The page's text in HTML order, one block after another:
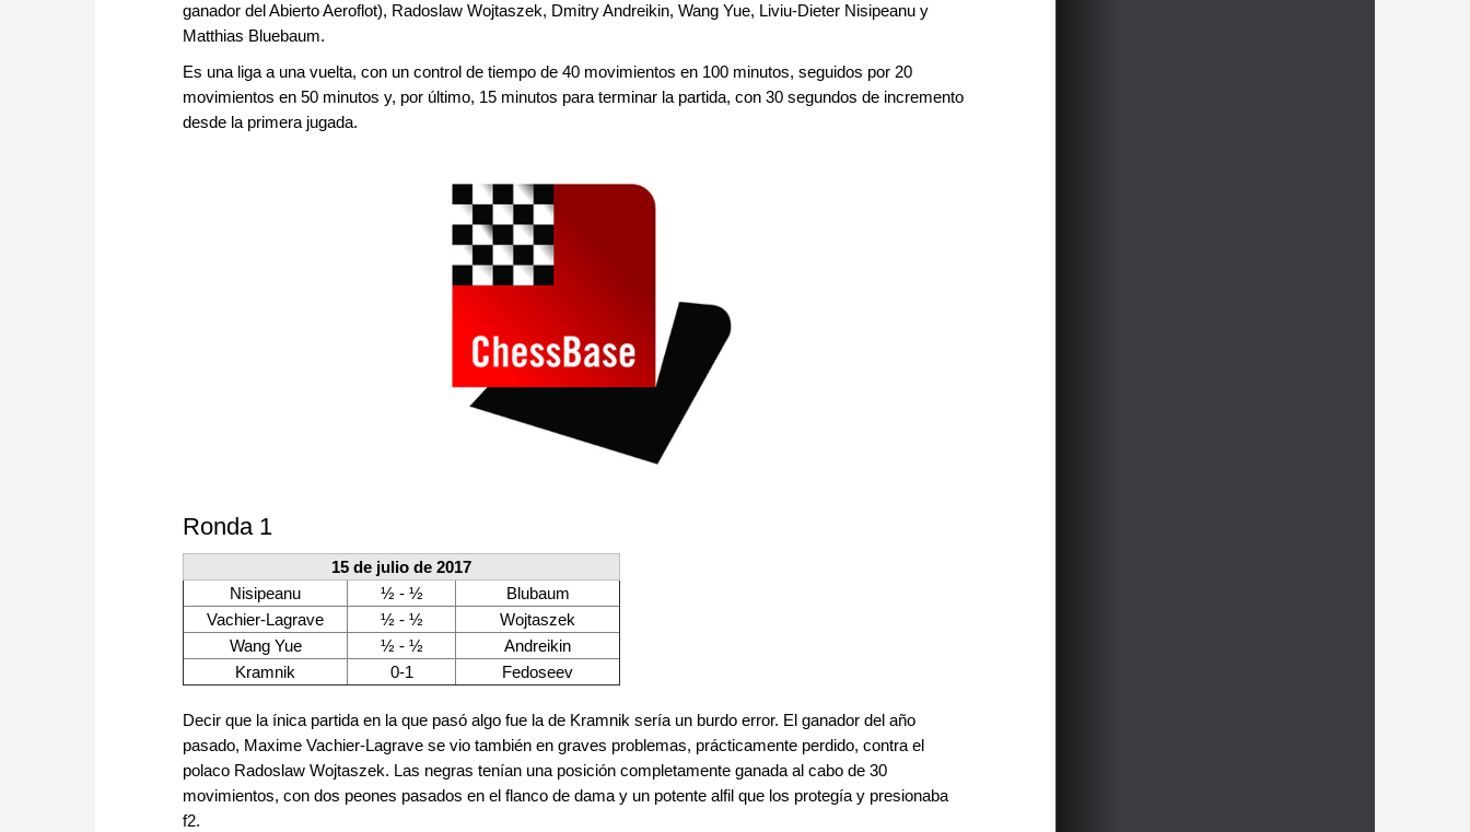
ganador del Abierto Aeroflot), Radoslaw Wojtaszek, Dmitry Andreikin, Wang Yue, Liviu-Dieter Nisipeanu y
Matthias Bluebaum.
Es una liga a una vuelta, con un control de tiempo de 40 movimientos en 100 minutos, seguidos por 20
movimientos en 50 minutos y, por último, 15 minutos para terminar la partida, con 30 segundos de incremento
desde la primera jugada.
Ronda 1
15 de julio de 2017
Nisipeanu
½ - ½
Blubaum
Vachier-Lagrave
½ - ½
Wojtaszek
Wang Yue
½ - ½
Andreikin
Kramnik
0-1 Fedoseev
Decir que la ínica partida en la que pasó algo fue la de Kramnik sería un burdo error. El ganador del año
pasado, Maxime Vachier-Lagrave se vio también en graves problemas, prácticamente perdido, contra el
polaco Radoslaw Wojtaszek. Las negras tenían una posición completamente ganada al cabo de 30
movimientos, con dos peones pasados en el flanco de dama y un potente alfil que los protegía y presionaba
f2.